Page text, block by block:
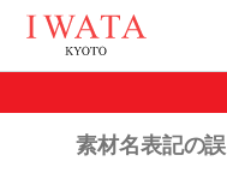
イワタの商品
素材名表記の